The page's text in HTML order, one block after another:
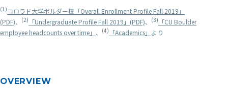
(1)コロラド大学ボルダー校「Overall Enrollment Profile Fall 2019」
(PDF)、 (2) 「Undergraduate Profile Fall 2019」(PDF)、 (3) 「CU Boulder
employee headcounts over time」 、 (4) 「Academics」 より
OVERVIEW